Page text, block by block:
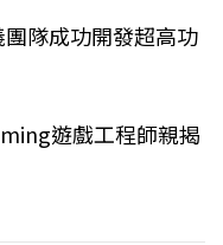
隊成功開發超高功
遊戲工程師親揭